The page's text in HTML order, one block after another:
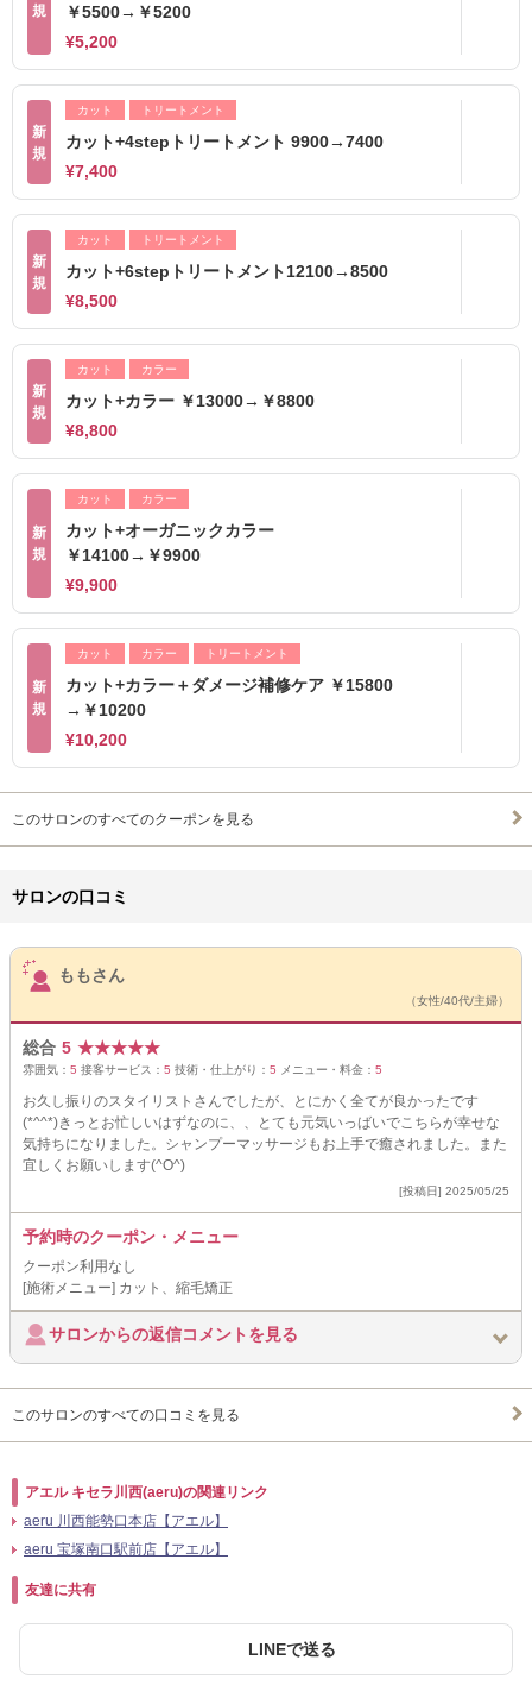
規
￥5500→￥5200
¥5,200
新
規
カット トリートメント
カット+4stepトリートメント 9900→7400
¥7,400
新
規
カット トリートメント
カット+6stepトリートメント12100→8500
¥8,500
新
規
カット カラー
カット+カラー ￥13000→￥8800
¥8,800
新
規
カット カラー
カット+オーガニックカラー
￥14100→￥9900
¥9,900
新
規
カット カラー トリートメント
カット+カラー＋ダメージ補修ケア ￥15800
→￥10200
¥10,200
このサロンのすべてのクーポンを見る
サロンの口コミ
サロンPick Up
ももさん
（女性/40代/主婦）
総合 5 ★★★★★
雰囲気： 5 接客サービス： 5 技術・仕上がり： 5 メニュー・料金： 5
お久し振りのスタイリストさんでしたが、とにかく全てが良かったです
(*^^*)きっとお忙しいはずなのに、、とても元気いっばいでこちらが幸せな
気持ちになりました。シャンプーマッサージもお上手で癒されました。また
宜しくお願いします(^O^)
[投稿日] 2025/05/25
予約時のクーポン・メニュー
クーポン利用なし
[施術メニュー] カット、縮毛矯正
サロンからの返信コメントを見る
このサロンのすべての口コミを見る
アエル キセラ川西(aeru)の関連リンク
aeru 川西能勢口本店【アエル】
aeru 宝塚南口駅前店【アエル】
友達に共有
LINEで送る